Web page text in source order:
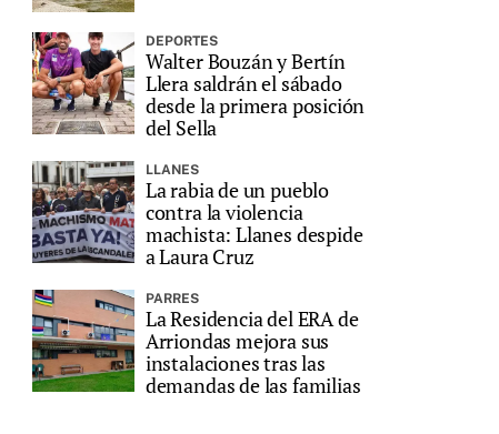
DEPORTES
Walter Bouzán y Bertín
Llera saldrán el sábado
desde la primera posición
del Sella
LLANES
La rabia de un pueblo
contra la violencia
machista: Llanes despide
a Laura Cruz
PARRES
La Residencia del ERA de
Arriondas mejora sus
instalaciones tras las
demandas de las familias